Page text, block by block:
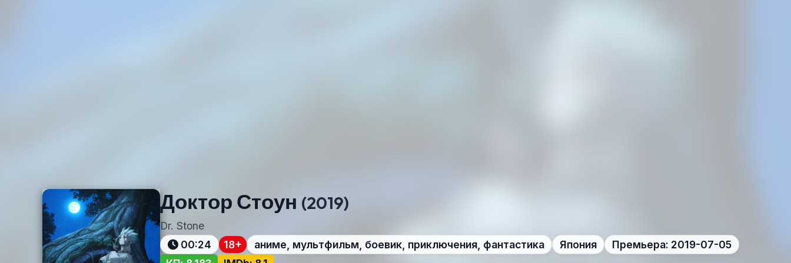
Доктор Стоун (2019)
Dr. Stone
00:24
18+ аниме, мультфильм, боевик, приключения, фантастика Япония
Премьера: 2019-07-05